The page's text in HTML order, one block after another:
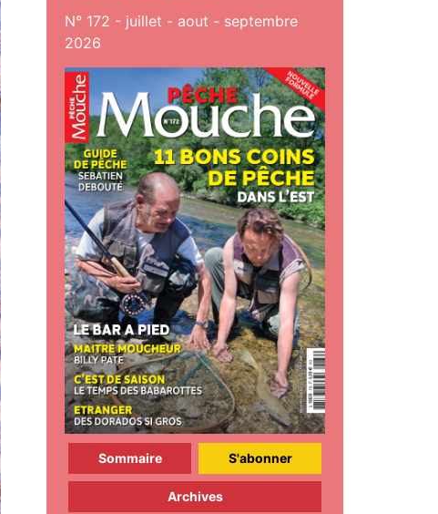
N° 172 - juillet - aout - septembre
2026
Sommaire S'abonner
Archives